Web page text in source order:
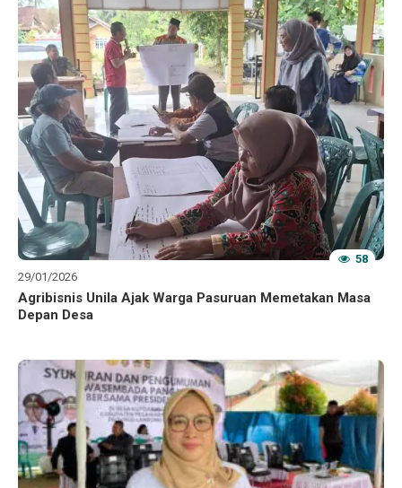
29/01/2026
58
Agribisnis Unila Ajak Warga Pasuruan Memetakan Masa
Depan Desa